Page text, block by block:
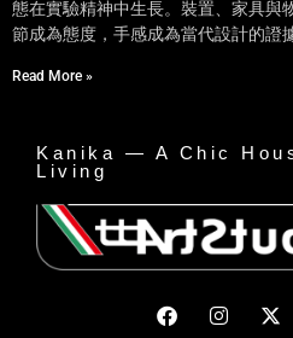
態在實驗精神中生長。裝置、家具與
節成為態度，手感成為當代設計的證據
Read More »
Kanika — A Chic
Living